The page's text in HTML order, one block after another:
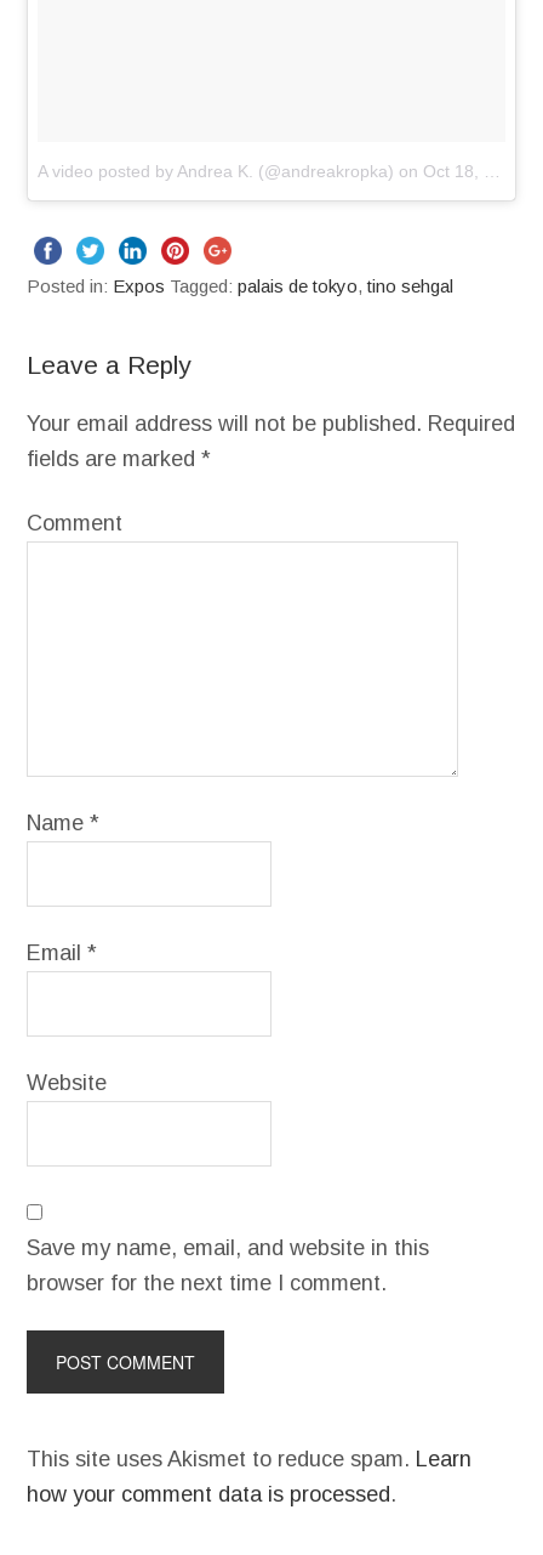
A video posted by Andrea K. (@andreakropka) on Oct 18, 2016 at 10:02am PDT
Posted in: Expos Tagged:palais de tokyo,tino sehgal
Leave a Reply
Your email address will not be published. Required
fields are marked*
Comment
Name*
Email*
Website
Save my name, email, and website in this
browser for the next time I comment.
This site uses Akismet to reduce spam. Learn
how your comment data is processed .